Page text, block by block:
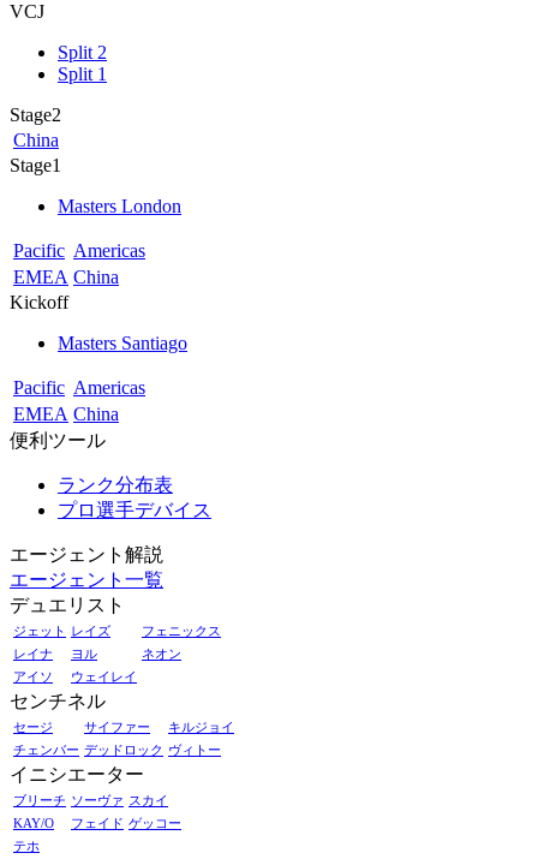
VCJ
Split 2
Split 1
Stage2
China
Stage1
Masters London
Pacific Americas
EMEA China
Kickoff
Masters Santiago
Pacific Americas
EMEA China
便利ツール
ランク分布表
プロ選手デバイス
エージェント解説
エージェント一覧
デュエリスト
ジェット レイズ
フェニックス
レイナ
ヨル
ネオン
アイソ
ウェイレイ
センチネル
セージ サイファー
キルジョイ
チェンバー デッドロック ヴィトー
イニシエーター
ブリーチ ソーヴァ スカイ
KAY/O
フェイド ゲッコー
テホ